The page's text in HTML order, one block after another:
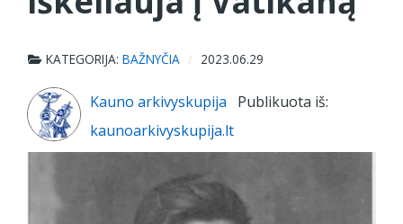
KATEGORIJA: BAŽNYČIA 2023.06.29
Kauno arkivyskupija Publikuota iš:
kaunoarkivyskupija.lt